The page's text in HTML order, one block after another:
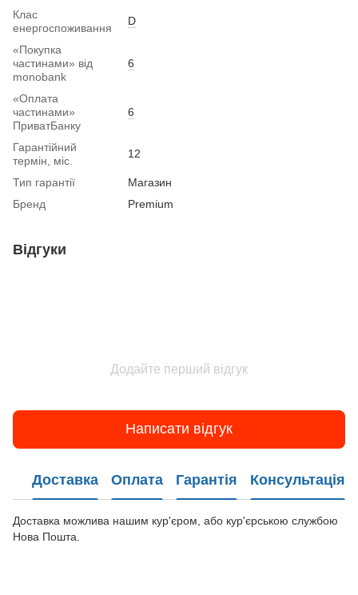
Клас
енергоспоживання
D
«Покупка
частинами» від
monobank
6
«Оплата
частинами»
ПриватБанку
6
Гарантійний
термін, міс.
12
Тип гарантії
Магазин
Бренд
Premium
Відгуки
Додайте перший відгук
Написати відгук
Доставка Оплата Гарантія Консультація
Доставка можлива нашим кур'єром, або кур'єрською службою
Нова Пошта.